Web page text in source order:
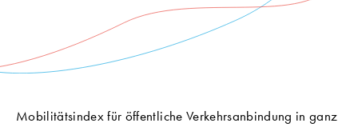
Mobilitätsindex für öffentliche Verkehrsanbindung in ganz